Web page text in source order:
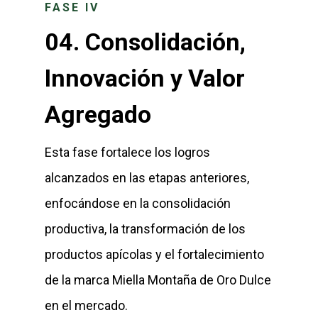
FASE IV
04. Consolidación,
Innovación y Valor
Agregado
Esta fase fortalece los logros
alcanzados en las etapas anteriores,
enfocándose en la consolidación
productiva, la transformación de los
productos apícolas y el fortalecimiento
de la marca Miella Montaña de Oro Dulce
en el mercado.